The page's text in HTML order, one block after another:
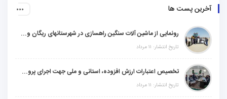
آخرین پست ها
رونمایی از ماشین آلات سنگین راهسازی در شهرستانهای ریگان و گنبکی
تاریخ انتشار: ۱۱ مرداد
تخصیص اعتبارات ارزش افزوده، استانی و ملی جهت اجرای پروژه‌های عمرانی در شهرستان گنبکی
تاریخ انتشار: ۱۱ مرداد